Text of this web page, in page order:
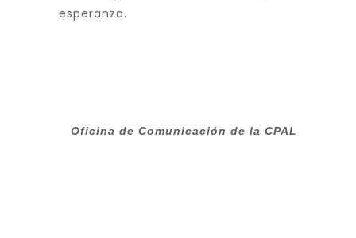
esperanza.
Oficina de Comunicación de la CPAL